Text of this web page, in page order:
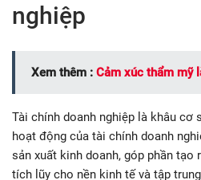
nghiệp
Xem thêm : Cảm xúc thẩm mỹ
Tài chính doanh nghiệp là khâu cơ
hoạt động của tài chính doanh
sản xuất kinh doanh, góp phần tạo
tích lũy cho nền kinh tế và tập